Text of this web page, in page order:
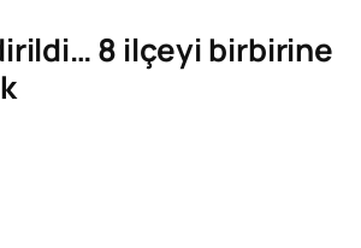
8 ilçeyi birbirine